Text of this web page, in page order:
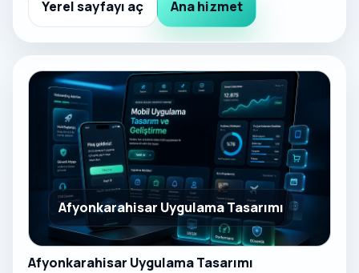
Yerel sayfayı aç Ana hizmet
Afyonkarahisar Uygulama Tasarımı
Afyonkarahisar Uygulama Tasarımı